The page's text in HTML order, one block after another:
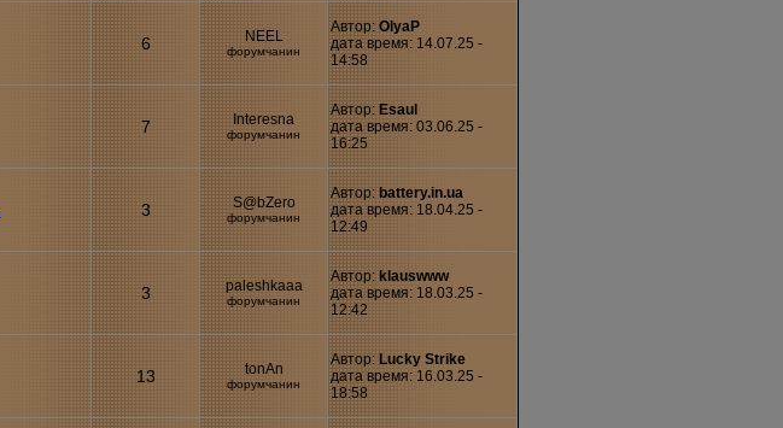
6 NEEL
форумчанин
Автор:OlyaP
дата время: 14.07.25 -
14:58
7 Interesna
форумчанин
Автор: Esaul
дата время: 03.06.25 -
16:25
3 S@bZero
форумчанин
Автор: battery.in.ua
дата время: 18.04.25 -
12:49
3 paleshkaaa
форумчанин
Автор: klauswww
дата время: 18.03.25 -
12:42
13 tonAn
форумчанин
Автор: Lucky Strike
дата время: 16.03.25 -
18:58